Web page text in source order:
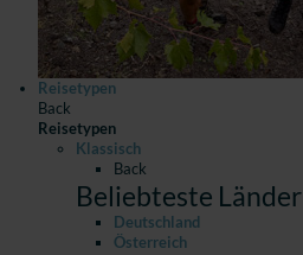
Reisetypen
Back
Reisetypen
Klassisch
Back
Beliebteste Länder
Deutschland
Österreich